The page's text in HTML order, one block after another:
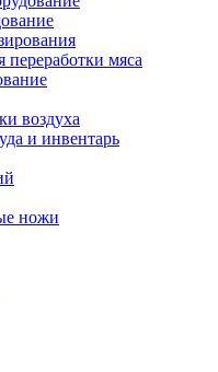
переработки мяса
воздуха
и инвентарь
ножи